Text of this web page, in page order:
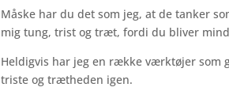
Måske har du det som jeg, at de tanker
mig tung, trist og træt, fordi du bliver
Heldigvis har jeg en række værktøjer som
triste og trætheden igen.